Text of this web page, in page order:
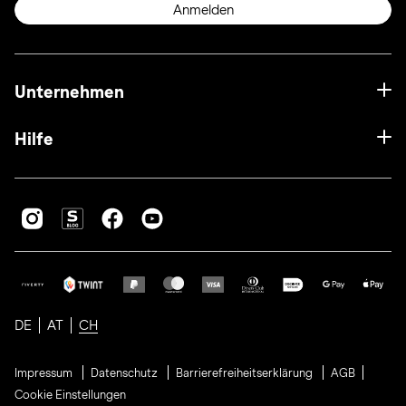
Anmelden
Unternehmen
Hilfe
DE AT CH
Impressum Datenschutz Barrierefreiheitserklärung
AGB
Cookie Einstellungen